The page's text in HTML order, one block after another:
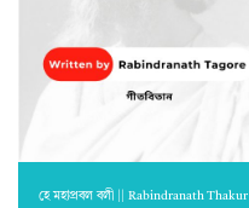
হে মহাপ্রবল বলী || Rabindranath Thakur